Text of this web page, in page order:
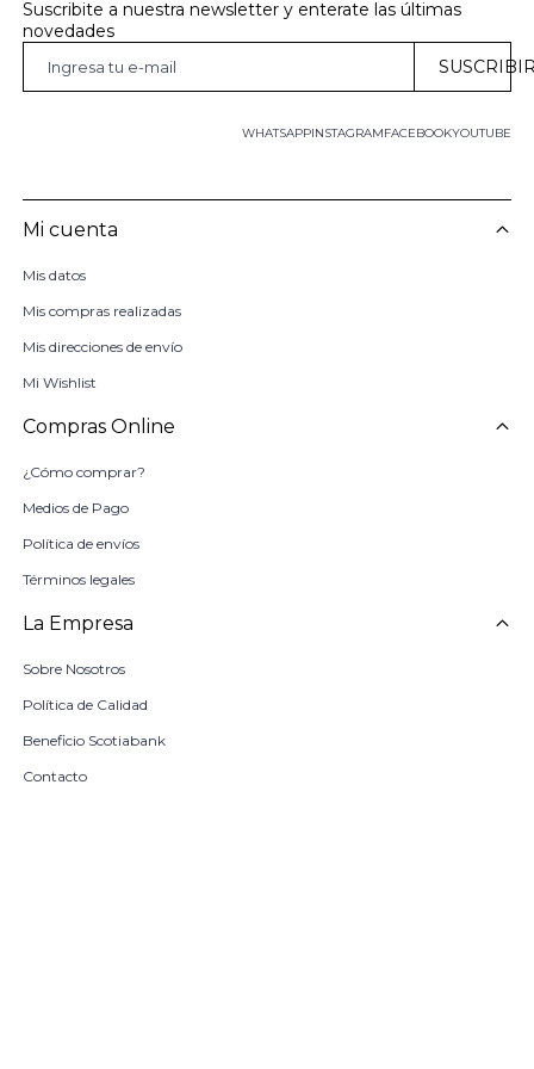
Suscribite a nuestra newsletter y enterate las últimas
novedades
WHATSAPP FACEBOOKYOUTUBE
INSTAGRAM
Mi cuenta
Mis datos
Mis compras realizadas
Mis direcciones de envío
Mi Wishlist
Compras Online
¿Cómo comprar?
Medios de Pago
Política de envíos
Términos legales
La Empresa
Sobre Nosotros
Política de Calidad
Beneficio Scotiabank
Contacto